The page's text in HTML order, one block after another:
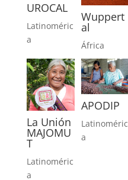
UROCAL
Latinoméric
a
Wuppert
al
África
La Unión
MAJOMU
T
Latinoméric
a
APODIP
Latinoméric
a